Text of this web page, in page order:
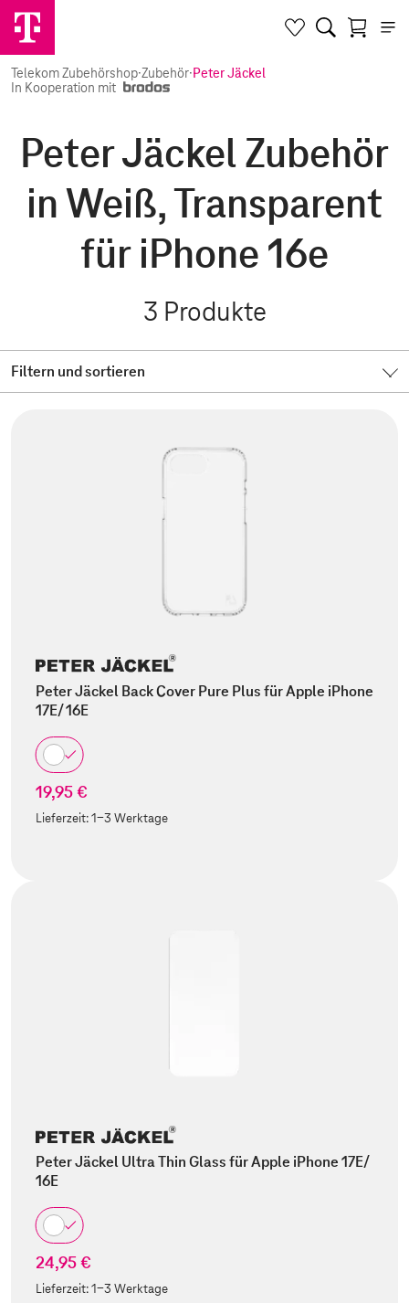
Telekom Zubehörshop·Zubehör·Peter Jäckel
In Kooperation mit
Peter Jäckel Zubehör
in Weiß, Transparent
für iPhone 16e
3 Produkte
Filtern und sortieren
Peter Jäckel Back Cover Pure Plus für Apple iPhone
17E/ 16E
19,95 €
Lieferzeit:1-3 Werktage
Peter Jäckel Ultra Thin Glass für Apple iPhone 17E/
16E
24,95 €
Lieferzeit:1-3 Werktage